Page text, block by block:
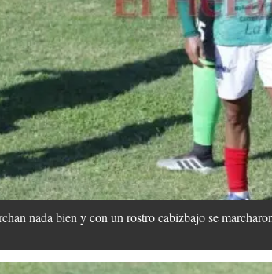
nada bien y con un rostro cabizbajo se